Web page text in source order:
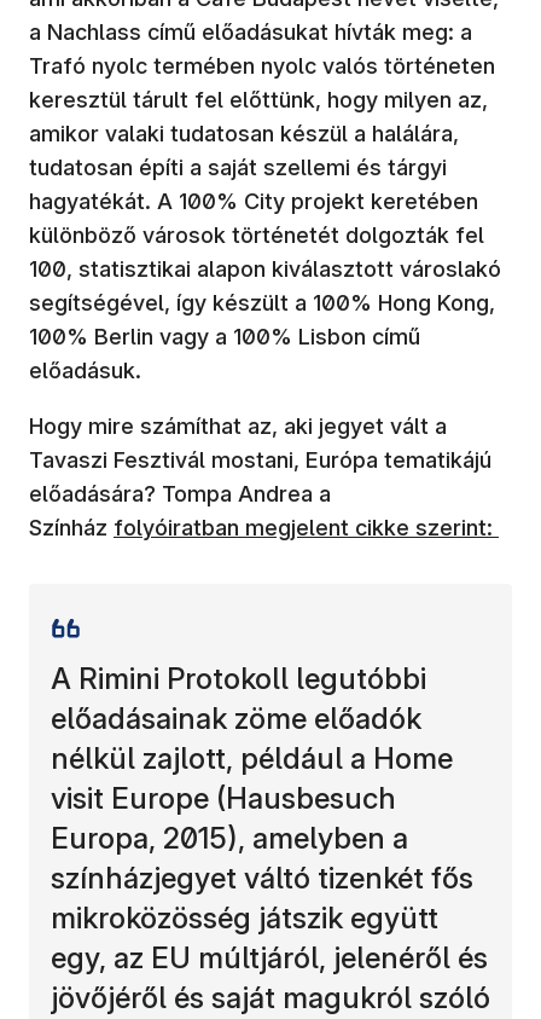
a Nachlass című előadásukat hívták meg: a
Trafó nyolc termében nyolc valós történeten
keresztül tárult fel előttünk, hogy milyen az,
amikor valaki tudatosan készül a halálára,
tudatosan építi a saját szellemi és tárgyi
hagyatékát. A 100% City projekt keretében
különböző városok történetét dolgozták fel
100, statisztikai alapon kiválasztott városlakó
segítségével, így készült a 100% Hong Kong,
100% Berlin vagy a 100% Lisbon című
előadásuk.
Hogy mire számíthat az, aki jegyet vált a
Tavaszi Fesztivál mostani, Európa tematikájú
előadására? Tompa Andrea a
Színház folyóiratban megjelent cikke szerint:
A Rimini Protokoll legutóbbi
előadásainak zöme előadók
nélkül zajlott, például a Home
visit Europe (Hausbesuch
Europa, 2015), amelyben a
színházjegyet váltó tizenkét fős
mikroközösség játszik együtt
egy, az EU múltjáról, jelenéről és
jövőjéről és saját magukról szóló